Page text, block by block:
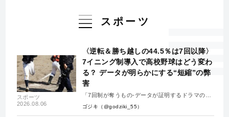
スポーツ
スポーツ
2026.08.06
〈逆転＆勝ち越しの44.5％は7回以降〉
7イニング制導入で高校野球はどう変わ
る？ データが明らかにする“短縮”の弊
害
「7回制が奪うもの-データが証明するドラマの消
失-」
ゴジキ（@godziki_55）